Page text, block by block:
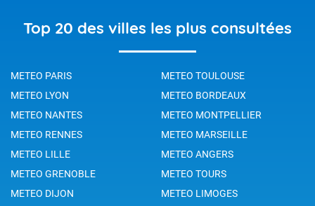
Top 20 des villes les plus consultées
METEO PARIS
METEO TOULOUSE
METEO LYON
METEO BORDEAUX
METEO NANTES
METEO MONTPELLIER
METEO RENNES
METEO MARSEILLE
METEO LILLE
METEO ANGERS
METEO GRENOBLE
METEO TOURS
METEO DIJON
METEO LIMOGES